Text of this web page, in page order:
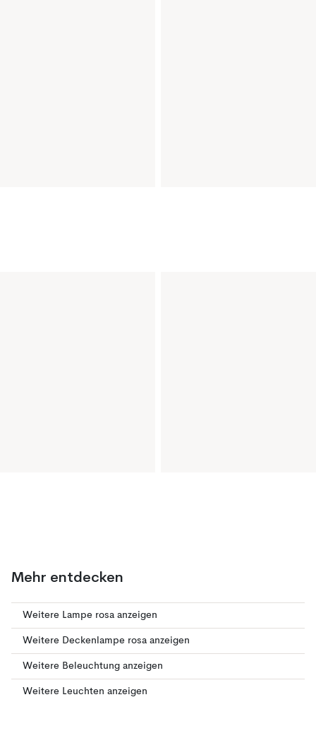
Mehr entdecken
Weitere Lampe rosa anzeigen
Weitere Deckenlampe rosa anzeigen
Weitere Beleuchtung anzeigen
Weitere Leuchten anzeigen